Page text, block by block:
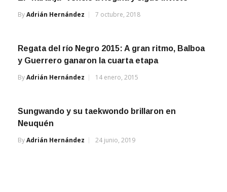
ByAdrián Hernández 7 octubre, 2018
Regata del río Negro 2015: A gran ritmo, Balboa
y Guerrero ganaron la cuarta etapa
ByAdrián Hernández 14 enero, 2015
Sungwando y su taekwondo brillaron en
Neuquén
ByAdrián Hernández 24 junio, 2019